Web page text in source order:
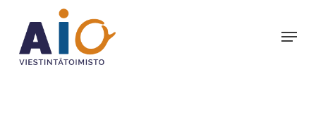
main
content
Menu